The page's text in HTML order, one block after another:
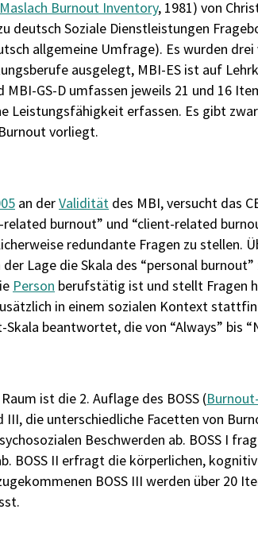
Maslach Burnout Inventory, 1981) von
deutsch Soziale Dienstleistungen
allgemeine Umfrage). Es wurden
ausgelegt, MBI-ES ist auf
GS-D umfassen jeweils 21 und 16
Leistungsfähigkeit erfassen. Es gibt
vorliegt.
an derValidität des MBI, versucht das
burnout” und “client-related
redundante Fragen zu stellen.
Lage die Skala des “personal
Person berufstätig ist und stellt Fragen
in einem sozialen Kontext
beantwortet, die von “Always” bis
ist die 2. Auflage des BOSS (
die unterschiedliche Facetten von
Beschwerden ab. BOSS I
BOSS II erfragt die körperlichen,
BOSS III werden über 20